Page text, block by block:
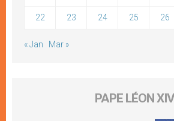
22 23 24 25 26
« Jan Mar »
PAPE LÉON XIV